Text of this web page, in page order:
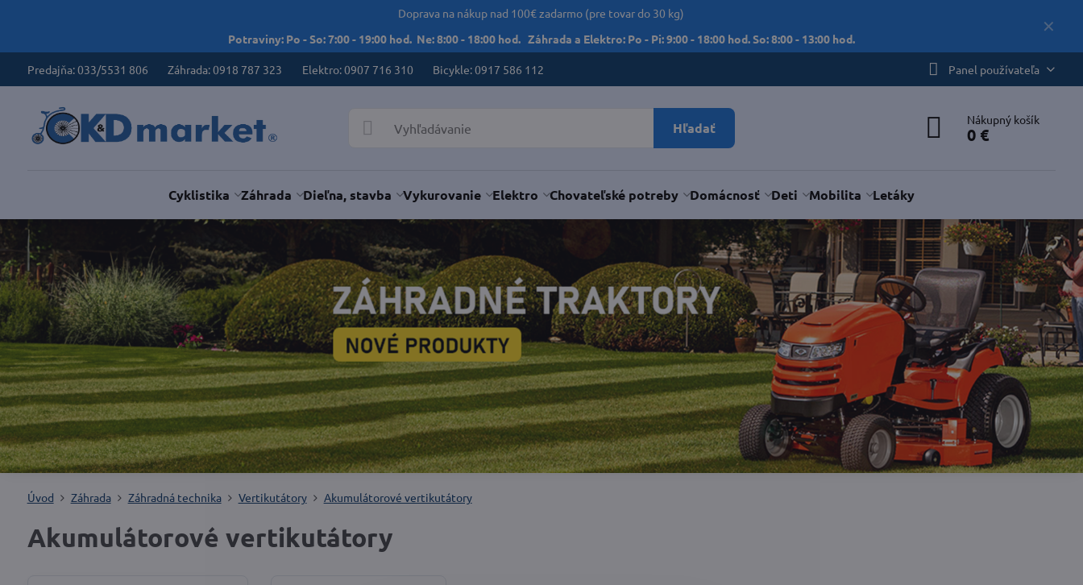
✕
Doprava na nákup nad 100€ zadarmo (pre tovar do 30 kg)
Potraviny: Po - So: 7:00 - 19:00 hod. Ne: 8:00 - 18:00 hod. Záhrada a Elektro: Po - Pi: 9:00 - 18:00 hod. So: 8:00 - 13:00 hod.
Predajňa: 033/5531 806 Záhrada: 0918 787 323 Elektro: 0907 716 310 Bicykle: 0917 586 112 Panel používateľa
Hľadať Nákupný košík
0 €
Cyklistika Záhrada Dieľna, stavba Vykurovanie Elektro Chovateľské potreby Domácnosť Deti Mobilita Letáky
Úvod Záhrada Záhradná technika Vertikutátory Akumulátorové vertikutátory
Akumulátorové vertikutátory